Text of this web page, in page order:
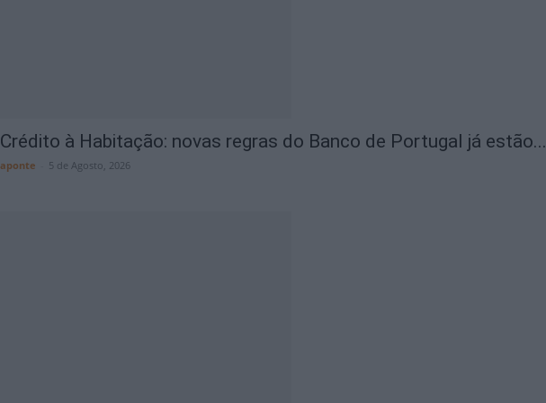
Crédito à Habitação: novas regras do Banco de Portugal já estão...
aponte 5 de Agosto, 2026